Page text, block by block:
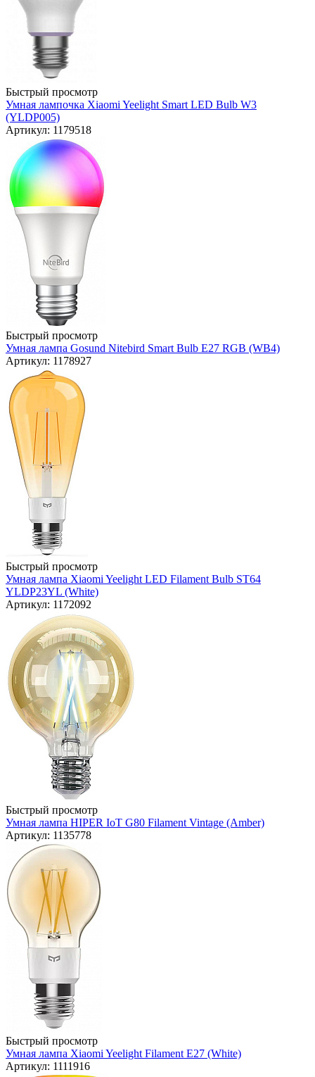
Быстрый просмотр
Умная лампочка Xiaomi Yeelight Smart LED Bulb W3
(YLDP005)
Артикул: 1179518
Быстрый просмотр
Умная лампа Gosund Nitebird Smart Bulb E27 RGB (WB4)
Артикул: 1178927
Быстрый просмотр
Умная лампа Xiaomi Yeelight LED Filament Bulb ST64
YLDP23YL (White)
Артикул: 1172092
Быстрый просмотр
Умная лампа HIPER IoT G80 Filament Vintage (Amber)
Артикул: 1135778
Быстрый просмотр
Умная лампа Xiaomi Yeelight Filament E27 (White)
Артикул: 1111916